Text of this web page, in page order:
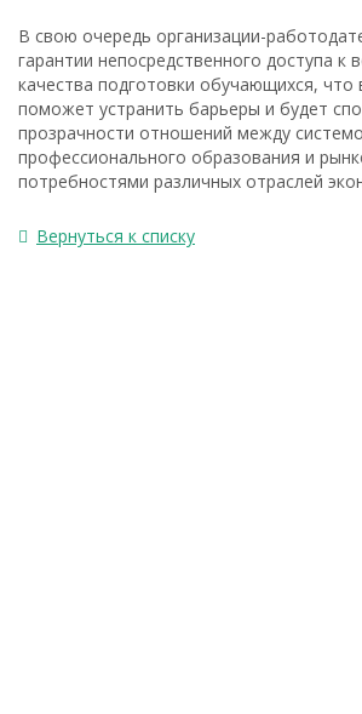
В свою очередь организации-
гарантии непосредственного доступа к
качества подготовки обучающихся, что
поможет устранить барьеры и будет
прозрачности отношений между
профессионального образования и
потребностями различных отраслей
Вернуться к списку